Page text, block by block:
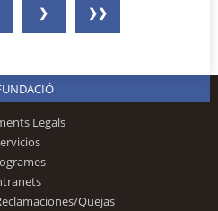
❯ ❯❯
Legals
Quejas